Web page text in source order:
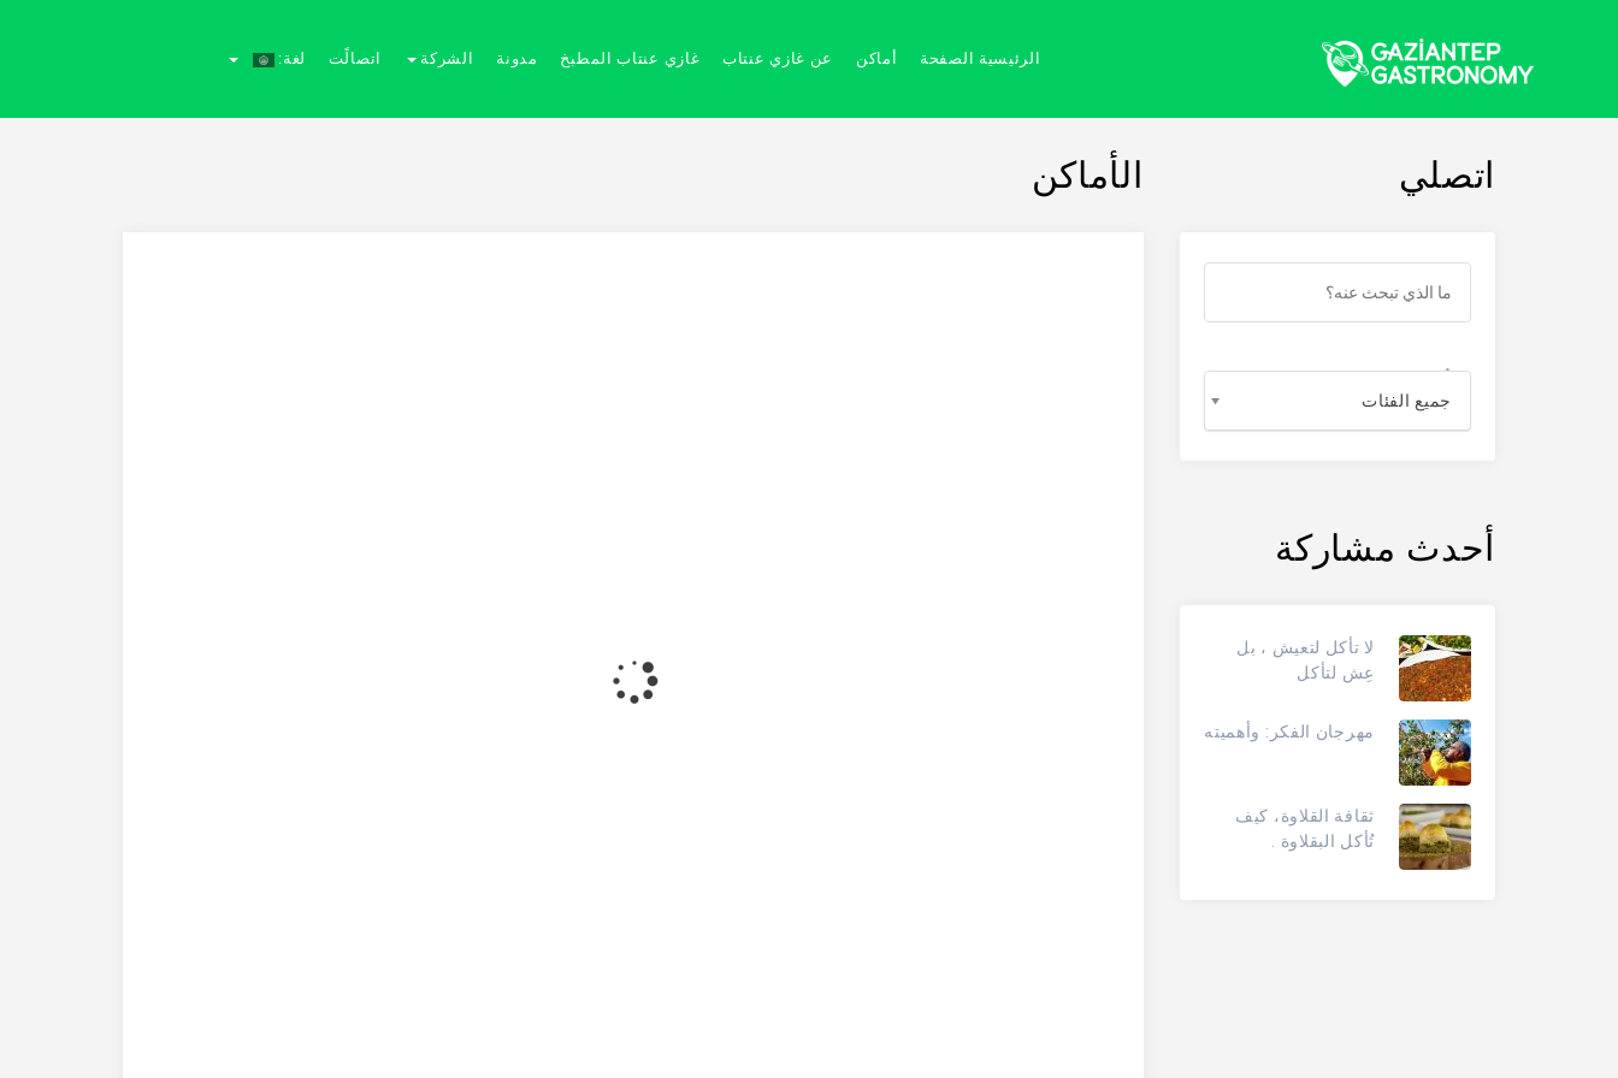
الرئيسية الصفحة أماكن عن غازي عنتاب غازي عنتاب المطبخ مدونة الشركة اتصالًت لغة:
اتصلي
جميع الفئات
أحدث مشاركة
لا تأكل لتعيش ، بل
عِش لتأكل
مهرجان الفكر: وأهميته
ثقافة القلاوة، كيف
تُأكل البقلاوة .
الأماكن